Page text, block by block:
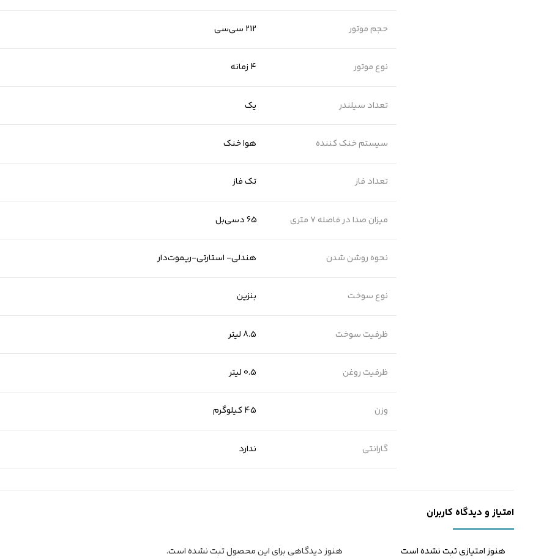
حجم موتور 212 سی‌سی
نوع موتور 4 زمانه
تعداد سیلندر یک
سیستم خنک کننده هوا خنک
تعداد فاز تک فاز
میزان صدا در فاصله 7 متری 65 دسی‌بل
نحوه روشن شدن هندلی- استارتی-ریموت‌دار
نوع سوخت بنزین
ظرفیت سوخت 8.5 لیتر
ظرفیت روغن 0.5 لیتر
وزن 45 کیلوگرم
گارانتی ندارد
امتیاز و دیدگاه کاربران
هنوز امتیازی ثبت نشده است هنوز دیدگاهی برای این محصول ثبت نشده است.